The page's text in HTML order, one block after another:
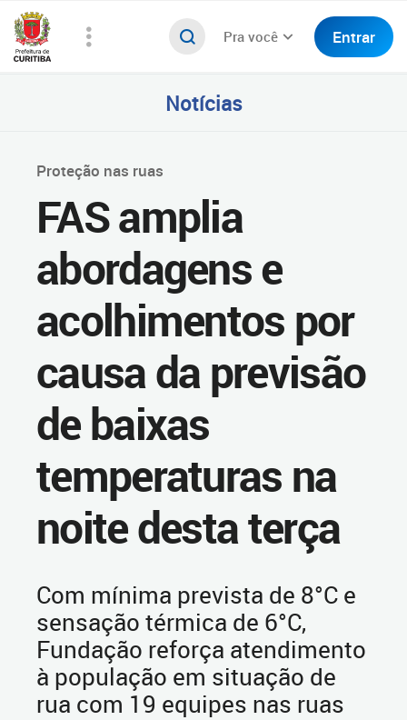
Pra você Entrar
Notícias
Proteção nas ruas
FAS amplia
abordagens e
acolhimentos por
causa da previsão
de baixas
temperaturas na
noite desta terça
Com mínima prevista de 8°C e
sensação térmica de 6°C,
Fundação reforça atendimento
à população em situação de
rua com 19 equipes nas ruas